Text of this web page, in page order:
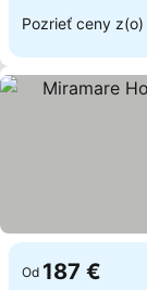
Pozrieť ceny z(o)
Od 187 €